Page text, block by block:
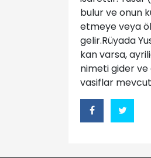
bulur ve onun
etmeye veya
gelir.Rüyada
kan varsa,
nimeti gider ve
vasiflar